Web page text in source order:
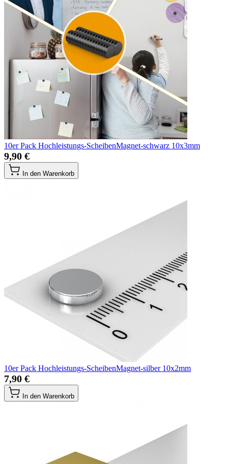
10er Pack Hochleistungs-ScheibenMagnet-schwarz 10x3mm
9,90 €
In den Warenkorb
10er Pack Hochleistungs-ScheibenMagnet-silber 10x2mm
7,90 €
In den Warenkorb